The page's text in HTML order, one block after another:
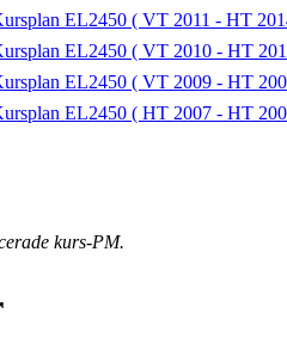
EL2450 ( VT 2011 - HT
EL2450 ( VT 2010 - HT
EL2450 ( VT 2009 - HT
EL2450 ( HT 2007 - HT
kurs-PM.